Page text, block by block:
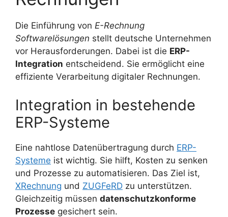
Die Einführung von E-Rechnung
Softwarelösungen stellt deutsche Unternehmen
vor Herausforderungen. Dabei ist die ERP-
Integration entscheidend. Sie ermöglicht eine
effiziente Verarbeitung digitaler Rechnungen.
Integration in bestehende
ERP-Systeme
Eine nahtlose Datenübertragung durch ERP-
Systeme ist wichtig. Sie hilft, Kosten zu senken
und Prozesse zu automatisieren. Das Ziel ist,
XRechnung und ZUGFeRD zu unterstützen.
Gleichzeitig müssen datenschutzkonforme
Prozesse gesichert sein.